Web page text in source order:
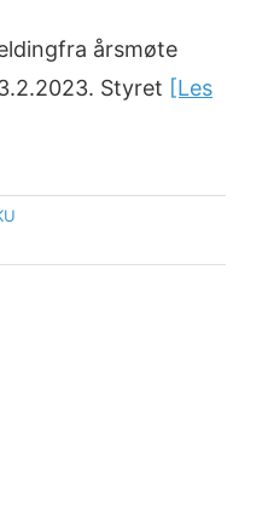
årsmøte
Styret [Les